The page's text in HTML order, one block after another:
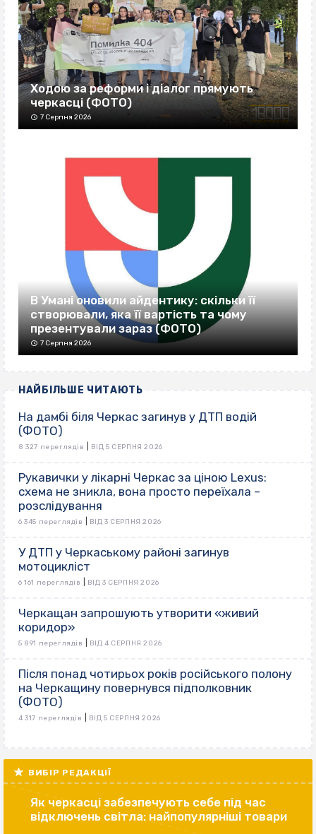
Ходою за реформи і діалог прямують
черкасці (ФОТО)
7 Серпня 2026
В Умані оновили айдентику: скільки її
створювали, яка її вартість та чому
презентували зараз (ФОТО)
7 Серпня 2026
НАЙБІЛЬШЕ ЧИТАЮТЬ
На дамбі біля Черкас загинув у ДТП водій
(ФОТО)
8 327 переглядів ВІД 5 СЕРПНЯ 2026
Рукавички у лікарні Черкас за ціною Lexus:
схема не зникла, вона просто переїхала –
розслідування
6 345 переглядів ВІД 3 СЕРПНЯ 2026
У ДТП у Черкаському районі загинув
мотоцикліст
6 161 переглядів ВІД 3 СЕРПНЯ 2026
Черкащан запрошують утворити «живий
коридор»
5 891 переглядів ВІД 4 СЕРПНЯ 2026
Після понад чотирьох років російського полону
на Черкащину повернувся підполковник
(ФОТО)
4 317 переглядів ВІД 5 СЕРПНЯ 2026
ВИБІР РЕДАКЦІЇ
Як черкасці забезпечують себе під час
відключень світла: найпопулярніші товари